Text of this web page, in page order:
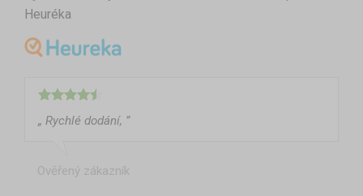
Heuréka
„ Rychlé dodání, ”
Ověřený zákazník